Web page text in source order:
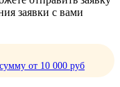
заявки с вами
от 10 000 руб